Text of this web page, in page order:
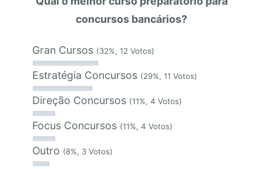
concursos bancários?
Gran Cursos (32%, 12 Votos)
Estratégia Concursos (29%, 11 Votos)
Direção Concursos (11%, 4 Votos)
Focus Concursos (11%, 4 Votos)
Outro (8%, 3 Votos)